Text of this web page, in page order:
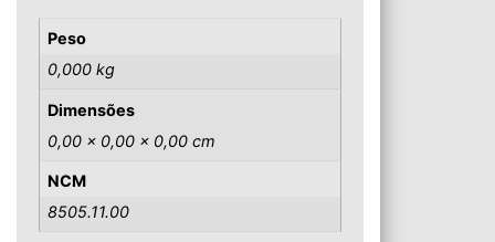
Peso
0,000 kg
Dimensões
0,00 × 0,00 × 0,00 cm
NCM
8505.11.00